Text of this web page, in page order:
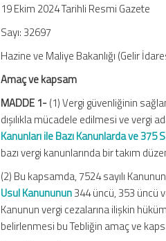
19 Ekim 2024 Tarihli Resmi Gazete
Sayı: 32697
Hazine ve Maliye Bakanlığı (Gelir
Amaç ve kapsam
MADDE 1-(1) Vergi güvenliğinin
dışılıkla mücadele edilmesi ve
Kanunları ile Bazı Kanunlarda ve 375
bazı vergi kanunlarında bir takım
(2) Bu kapsamda, 7524 sayılı
Usul Kanununun344 üncü, 353 üncü
Kanunun vergi cezalarına ilişkin
belirlenmesi bu Tebliğin amaç ve